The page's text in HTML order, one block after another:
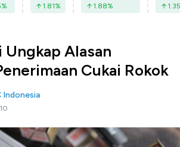
% 1.81% 1.88% 1.35
Ungkap Alasan
Cukai Rokok
Indonesia